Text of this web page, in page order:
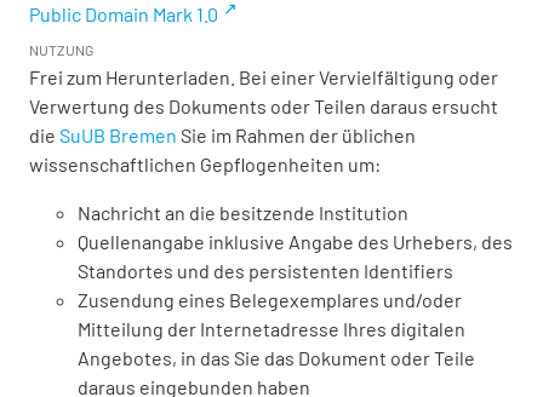
Public Domain Mark 1.0
NUTZUNG
Frei zum Herunterladen. Bei einer Vervielfältigung oder
Verwertung des Dokuments oder Teilen daraus ersucht
die SuUB Bremen Sie im Rahmen der üblichen
wissenschaftlichen Gepflogenheiten um:
Nachricht an die besitzende Institution
Quellenangabe inklusive Angabe des Urhebers, des
Standortes und des persistenten Identifiers
Zusendung eines Belegexemplares und/oder
Mitteilung der Internetadresse Ihres digitalen
Angebotes, in das Sie das Dokument oder Teile
daraus eingebunden haben